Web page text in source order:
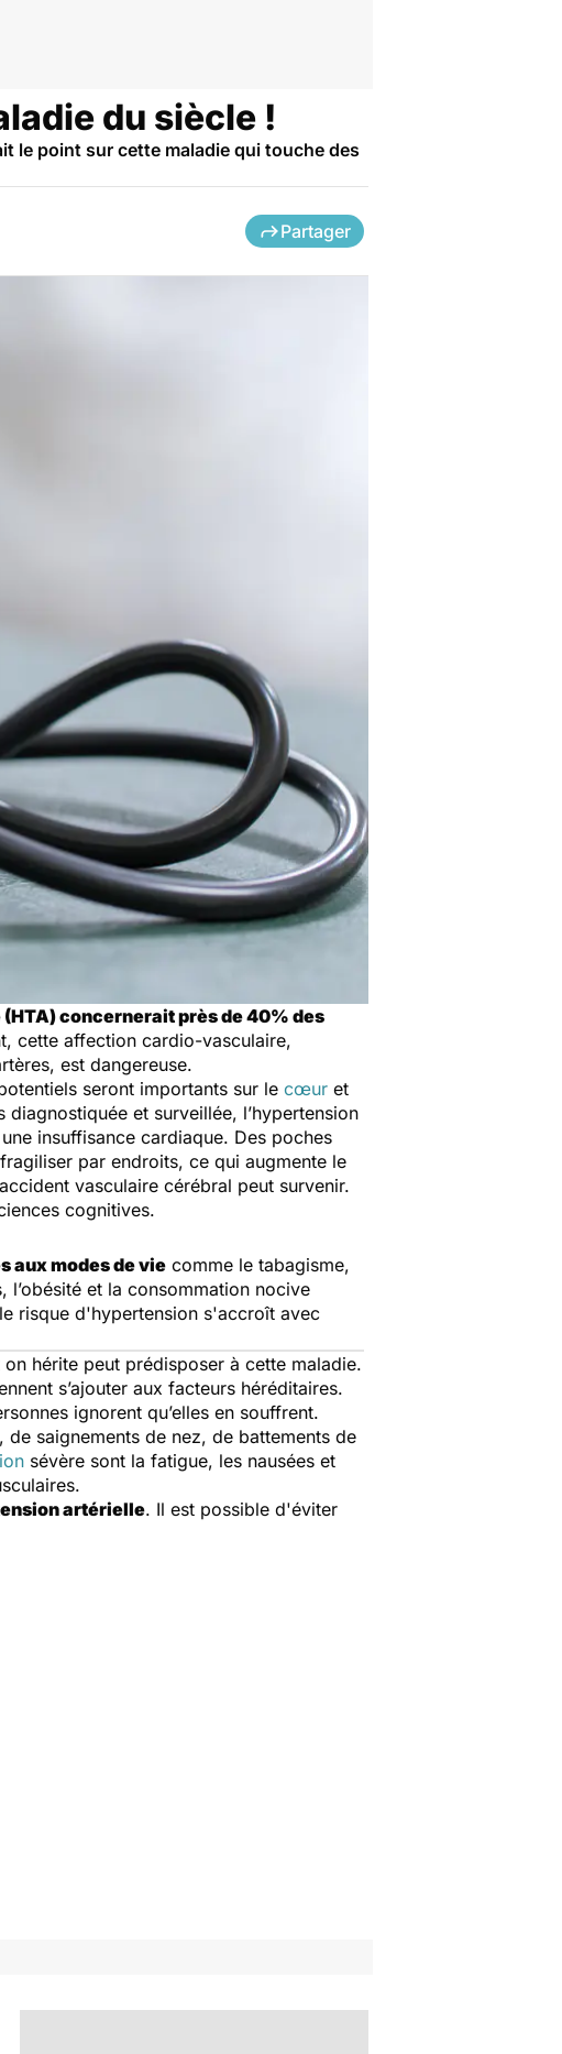
du siècle !
le point sur cette maladie qui touche des
Partager
concernerait près de 40% des
cette affection cardio-vasculaire,
est dangereuse.
seront importants sur le cœur et
et surveillée, l’hypertension
insuffisance cardiaque. Des poches
par endroits, ce qui augmente le
vasculaire cérébral peut survenir.
cognitives.
aux modes de vie comme le tabagisme,
l’obésité et la consommation nocive
risque d'hypertension s'accroît avec
hérite peut prédisposer à cette maladie.
s’ajouter aux facteurs héréditaires.
ignorent qu’elles en souffrent.
saignements de nez, de battements de
sévère sont la fatigue, les nausées et
artérielle. Il est possible d'éviter